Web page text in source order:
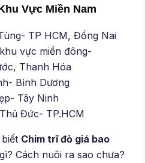
Vực Miền Nam
TP HCM, Đồng Nai
vực miền đông-
Thanh Hóa
Bình Dương
Tây Ninh
Đức- TP.HCM
Chim trĩ đỏ giá bao
Cách nuôi ra sao chưa?